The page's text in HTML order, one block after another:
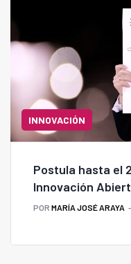
INNOVACIÓN
Postula hasta el
Innovación
POR MARÍA JOSÉ ARAYA